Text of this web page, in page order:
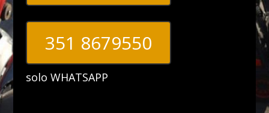
351 8679550
solo WHATSAPP